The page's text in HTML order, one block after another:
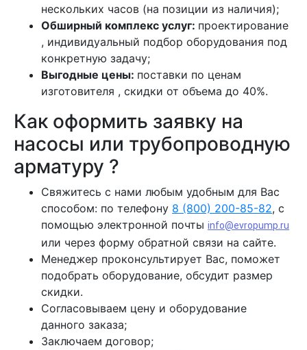
нескольких часов (на позиции из наличия);
Обширный комплекс услуг: проектирование
, индивидуальный подбор оборудования под
конкретную задачу;
Выгодные цены: поставки по ценам
изготовителя , скидки от объема до 40%.
Как оформить заявку на
насосы или трубопроводную
арматуру ?
Свяжитесь с нами любым удобным для Вас
способом: по телефону 8 (800) 200-85-82, с
помощью электронной почты info@evropump.ru
или через форму обратной связи на сайте.
Менеджер проконсультирует Вас, поможет
подобрать оборудование, обсудит размер
скидки.
Согласовываем цену и оборудование
данного заказа;
Заключаем договор;